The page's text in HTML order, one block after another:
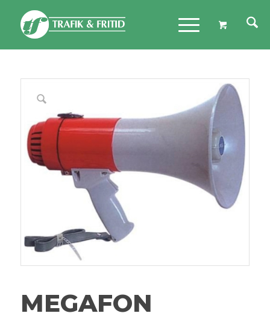
MEGAFON